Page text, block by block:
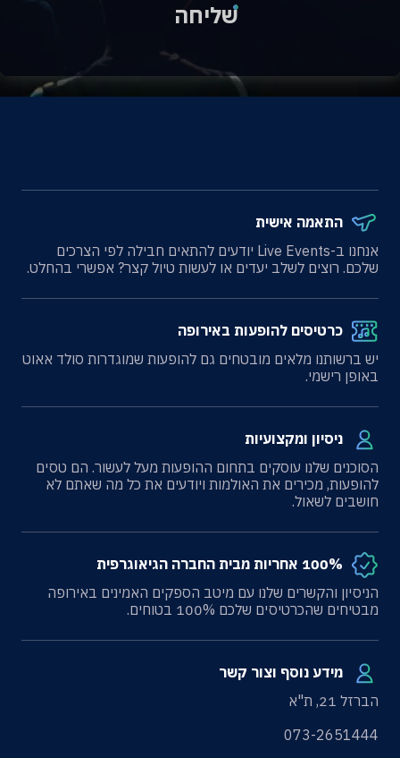
שליחה
התאמה אישית
אנחנו ב-Live Events יודעים להתאים חבילה לפי הצרכים
שלכם. רוצים לשלב יעדים או לעשות טיול קצר? אפשרי בהחלט.
כרטיסים להופעות באירופה
יש ברשותנו מלאים מובטחים גם להופעות שמוגדרות סולד אאוט
באופן רישמי.
ניסיון ומקצועיות
הסוכנים שלנו עוסקים בתחום ההופעות מעל לעשור. הם טסים
להופעות, מכירים את האולמות ויודעים את כל מה שאתם לא
חושבים לשאול.
100% אחריות מבית החברה הגיאוגרפית
הניסיון והקשרים שלנו עם מיטב הספקים האמינים באירופה
מבטיחים שהכרטיסים שלכם 100% בטוחים.
מידע נוסף וצור קשר
הברזל 21, ת"א
073-2651444